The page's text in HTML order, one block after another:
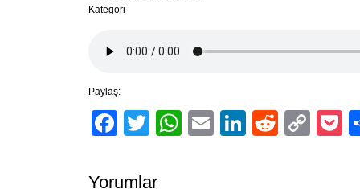
Kategori
Paylaş:
Facebook
TwitterWhatsApp
EmailLinkedIn
Reddit
Yorumlar